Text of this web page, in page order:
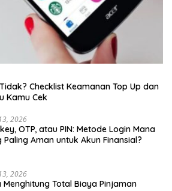
Checklist Keamanan Top Up dan
Kamu Cek
2026
OTP, atau PIN: Metode Login Mana
Paling Aman untuk Akun Finansial?
2026
Menghitung Total Biaya Pinjaman